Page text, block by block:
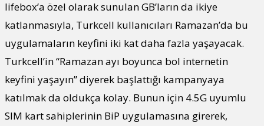
lifebox’a özel olarak sunulan GB’ların da ikiye
katlanmasıyla, Turkcell kullanıcıları Ramazan’da bu
uygulamaların keyfini iki kat daha fazla yaşayacak.
Turkcell’in “Ramazan ayı boyunca bol internetin
keyfini yaşayın” diyerek başlattığı kampanyaya
katılmak da oldukça kolay. Bunun için 4.5G uyumlu
SIM kart sahiplerinin BiP uygulamasına girerek,